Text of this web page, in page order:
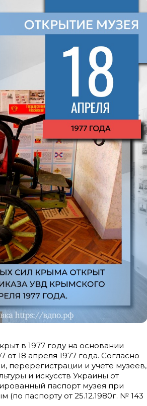
в 1977 году на основании
18 апреля 1977 года. Согласно
перерегистрации и учете музеев,
и искусств Украины от
паспорт музея при
паспорту от 25.12.1980г. № 143